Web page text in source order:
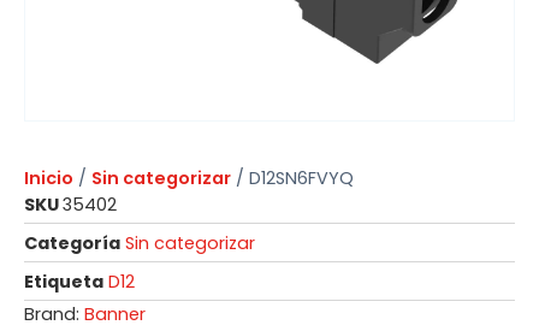
Inicio / Sin categorizar / D12SN6FVYQ
SKU35402
Categoría Sin categorizar
Etiqueta D12
Brand: Banner